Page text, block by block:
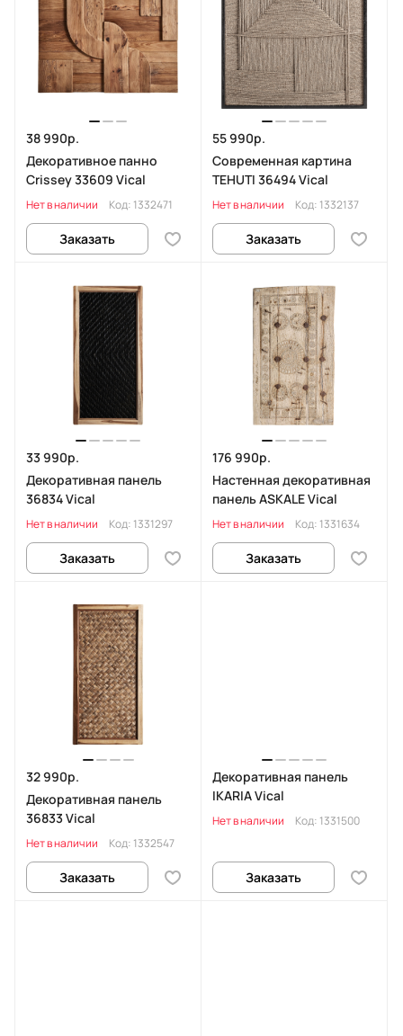
38 990р.
Декоративное панно
Crissey 33609 Vical
Нет в наличии Код: 1332471
Заказать
55 990р.
Современная картина
TEHUTI 36494 Vical
Нет в наличии Код: 1332137
Заказать
33 990р.
Декоративная панель
36834 Vical
Нет в наличии Код: 1331297
Заказать
176 990р.
Настенная декоративная
панель ASKALE Vical
Нет в наличии Код: 1331634
Заказать
32 990р.
Декоративная панель
36833 Vical
Нет в наличии Код: 1332547
Заказать
Декоративная панель
IKARIA Vical
Нет в наличии Код: 1331500
Заказать